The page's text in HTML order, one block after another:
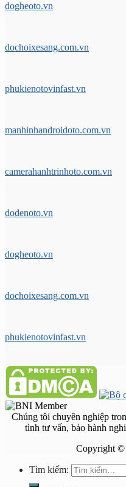
dogheoto.vn
dochoixesang.com.vn
phukienotovinfast.vn
manhinhandroidoto.com.vn
camerahanhtrinhoto.com.vn
dodenoto.vn
dogheoto.vn
dochoixesang.com.vn
phukienotovinfast.vn
Chúng tôi chuyên nghiệp
tình tư vấn, bảo hành
Copyright ©
Tìm kiếm: